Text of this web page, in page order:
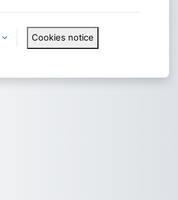
Cookies notice